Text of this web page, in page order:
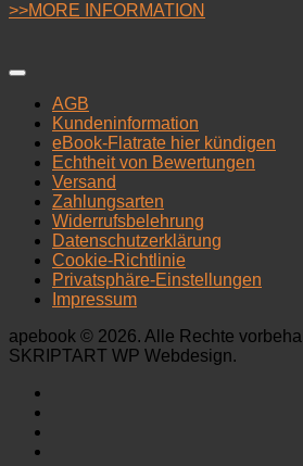
>>MORE INFORMATION
AGB
Kundeninformation
eBook-Flatrate hier kündigen
Echtheit von Bewertungen
Versand
Zahlungsarten
Widerrufsbelehrung
Datenschutzerklärung
Cookie-Richtlinie
Privatsphäre-Einstellungen
Impressum
apebook © 2026. Alle Rechte
SKRIPTART WP Webdesign.